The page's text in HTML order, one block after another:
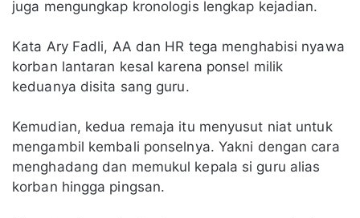
juga mengungkap kronologis lengkap kejadian.
Kata Ary Fadli, AA dan HR tega menghabisi nyawa
korban lantaran kesal karena ponsel milik
keduanya disita sang guru.
Kemudian, kedua remaja itu menyusut niat untuk
mengambil kembali ponselnya. Yakni dengan cara
menghadang dan memukul kepala si guru alias
korban hingga pingsan.